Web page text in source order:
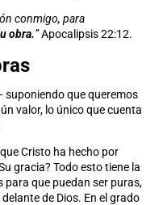
conmigo, para
obra.”Apocalipsis 22:12.
suponiendo que queremos
valor, lo único que cuenta
Cristo ha hecho por
gracia? Todo esto tiene la
que puedan ser puras,
de Dios. En el grado